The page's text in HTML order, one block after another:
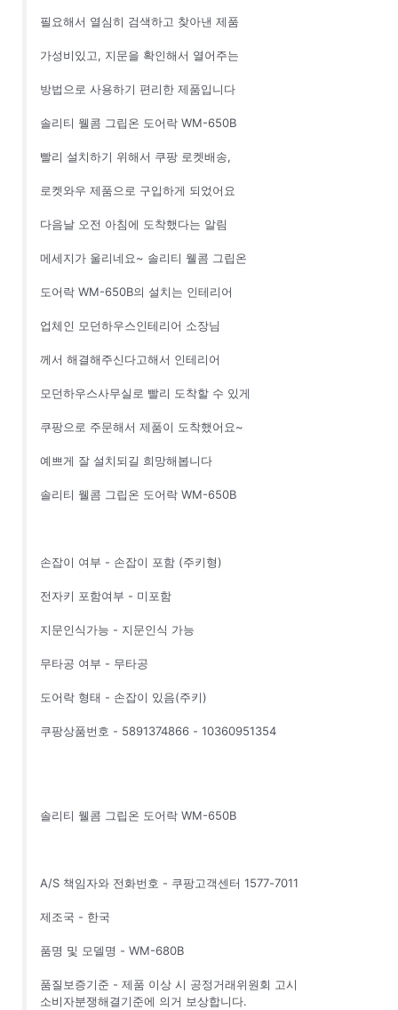
필요해서 열심히 검색하고 찾아낸 제품
가성비있고, 지문을 확인해서 열어주는
방법으로 사용하기 편리한 제품입니다
솔리티 웰콤 그립온 도어락 WM-650B
빨리 설치하기 위해서 쿠팡 로켓배송,
로켓와우 제품으로 구입하게 되었어요
다음날 오전 아침에 도착했다는 알림
메세지가 울리네요~ 솔리티 웰콤 그립온
도어락 WM-650B의 설치는 인테리어
업체인 모던하우스인테리어 소장님
께서 해결해주신다고해서 인테리어
모던하우스사무실로 빨리 도착할 수 있게
쿠팡으로 주문해서 제품이 도착했어요~
예쁘게 잘 설치되길 희망해봅니다
솔리티 웰콤 그립온 도어락 WM-650B
손잡이 여부 - 손잡이 포함 (주키형)
전자키 포함여부 - 미포함
지문인식가능 - 지문인식 가능
무타공 여부 - 무타공
도어락 형태 - 손잡이 있음(주키)
쿠팡상품번호 - 5891374866 - 10360951354
솔리티 웰콤 그립온 도어락 WM-650B
A/S 책임자와 전화번호 - 쿠팡고객센터 1577-7011
제조국 - 한국
품명 및 모델명 - WM-680B
품질보증기준 - 제품 이상 시 공정거래위원회 고시
소비자분쟁해결기준에 의거 보상합니다.